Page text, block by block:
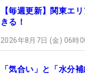
【毎週更新】関東エ
きる！
2026年8月7日 (金) 06時
「気合い」と「水分